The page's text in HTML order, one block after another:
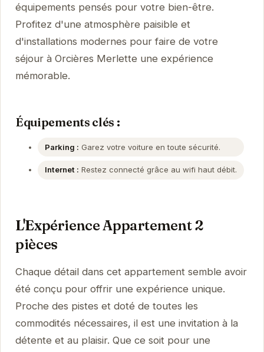
équipements pensés pour votre bien-être.
Profitez d'une atmosphère paisible et
d'installations modernes pour faire de votre
séjour à Orcières Merlette une expérience
mémorable.
Équipements clés :
Parking : Garez votre voiture en toute sécurité.
Internet : Restez connecté grâce au wifi haut débit.
L'Expérience Appartement 2
pièces
Chaque détail dans cet appartement semble avoir
été conçu pour offrir une expérience unique.
Proche des pistes et doté de toutes les
commodités nécessaires, il est une invitation à la
détente et au plaisir. Que ce soit pour une